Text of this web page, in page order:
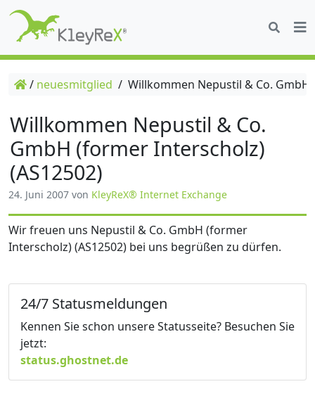
/ neuesmitglied / Willkommen Nepustil & Co.
Willkommen Nepustil & Co.
GmbH (former Interscholz)
(AS12502)
24. Juni 2007 von KleyReX® Internet Exchange
Wir freuen uns Nepustil & Co. GmbH (former
Interscholz) (AS12502) bei uns begrüßen zu dürfen.
24/7 Statusmeldungen
Kennen Sie schon unsere Statusseite? Besuchen Sie
jetzt:
status.ghostnet.de